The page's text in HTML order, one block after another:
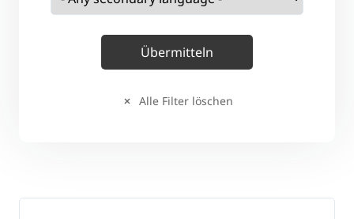
Alle Filter löschen